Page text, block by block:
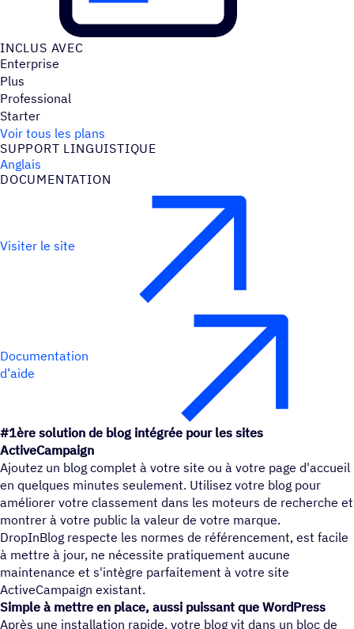
INCLUS AVEC
Enterprise
Plus
Professional
Starter
Voir tous les plans
SUPPORT LINGUIS­TIQUE
Anglais
DOCU­MEN­TA­TION
Visiter le site
Documentation
d’aide
#1ère solution de blog intégrée pour les sites
ActiveCampaign
Ajoutez un blog complet à votre site ou à votre page d'accueil
en quelques minutes seulement. Utilisez votre blog pour
améliorer votre classement dans les moteurs de recherche et
montrer à votre public la valeur de votre marque.
DropInBlog respecte les normes de référencement, est facile
à mettre à jour, ne nécessite pratiquement aucune
maintenance et s'intègre parfaitement à votre site
ActiveCampaign existant.
Simple à mettre en place, aussi puissant que WordPress
Après une installation rapide, votre blog vit dans un bloc de